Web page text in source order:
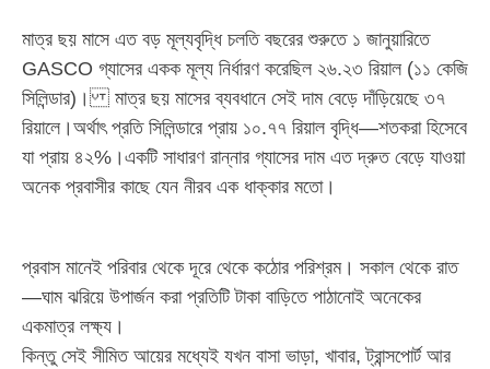
মাত্র ছয় মাসে এত বড় মূল্যবৃদ্ধি চলতি বছরের শুরুতে ১ জানুয়ারিতে
GASCO গ্যাসের একক মূল্য নির্ধারণ করেছিল ২৬.২৩ রিয়াল (১১ কেজি
সিলিন্ডার)। মাত্র ছয় মাসের ব্যবধানে সেই দাম বেড়ে দাঁড়িয়েছে ৩৭
রিয়ালে।অর্থাৎ প্রতি সিলিন্ডারে প্রায় ১০.৭৭ রিয়াল বৃদ্ধি—শতকরা হিসেবে
যা প্রায় ৪২%।একটি সাধারণ রান্নার গ্যাসের দাম এত দ্রুত বেড়ে যাওয়া
অনেক প্রবাসীর কাছে যেন নীরব এক ধাক্কার মতো।
প্রবাস মানেই পরিবার থেকে দূরে থেকে কঠোর পরিশ্রম। সকাল থেকে রাত
—ঘাম ঝরিয়ে উপার্জন করা প্রতিটি টাকা বাড়িতে পাঠানোই অনেকের
একমাত্র লক্ষ্য।
কিন্তু সেই সীমিত আয়ের মধ্যেই যখন বাসা ভাড়া, খাবার, ট্রান্সপোর্ট আর